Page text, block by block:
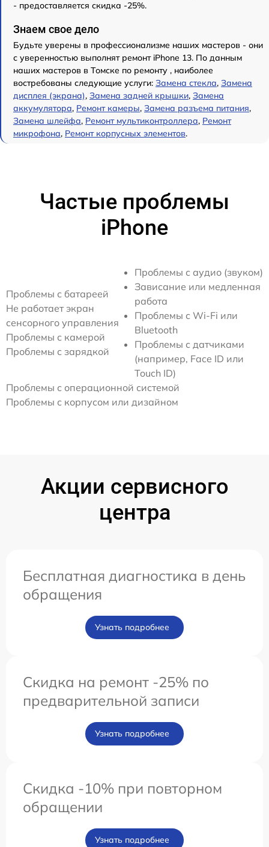
- предоставляется скидка -25%.
Знаем свое дело
Будьте уверены в профессионализме наших мастеров - они
с уверенностью выполнят ремонт iPhone 13. По данным
наших мастеров в Томске по ремонту , наиболее
востребованы следующие услуги: Замена стекла, Замена
дисплея (экрана), Замена задней крышки, Замена
аккумулятора, Ремонт камеры, Замена разъема питания,
Замена шлейфа, Ремонт мультиконтроллера, Ремонт
микрофона, Ремонт корпусных элементов.
Частые проблемы
iPhone
Проблемы с батареей
Не работает экран
сенсорного управления
Проблемы с камерой
Проблемы с зарядкой
Проблемы с аудио (звуком)
Зависание или медленная
работа
Проблемы с Wi-Fi или
Bluetooth
Проблемы с датчиками
(например, Face ID или
Touch ID)
Проблемы с операционной системой
Проблемы с корпусом или дизайном
Акции сервисного
центра
Бесплатная диагностика в день
обращения
Узнать подробнее
Скидка на ремонт -25% по
предварительной записи
Узнать подробнее
Скидка -10% при повторном
обращении
Узнать подробнее